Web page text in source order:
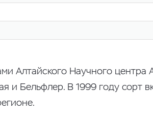
Алтайского Научного центра
и Бельфлер. В 1999 году сорт